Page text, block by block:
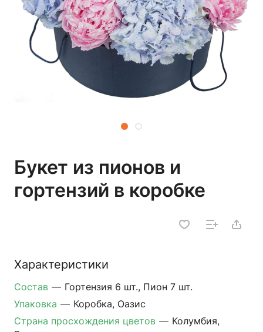
Букет из пионов и
гортензий в коробке
Характеристики
Состав — Гортензия 6 шт., Пион 7 шт.
Упаковка — Коробка, Оазис
Страна просхождения цветов — Колумбия,